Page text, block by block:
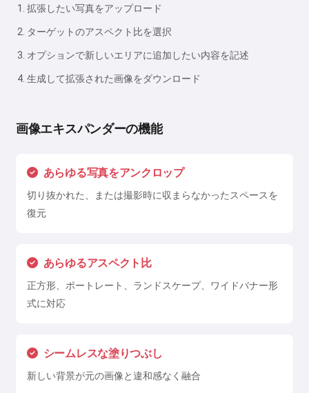
拡張したい写真をアップロード
ターゲットのアスペクト比を選択
オプションで新しいエリアに追加したい内容を記述
生成して拡張された画像をダウンロード
画像エキスパンダーの機能
あらゆる写真をアンクロップ
切り抜かれた、または撮影時に収まらなかったスペースを
復元
あらゆるアスペクト比
正方形、ポートレート、ランドスケープ、ワイドバナー形
式に対応
シームレスな塗りつぶし
新しい背景が元の画像と違和感なく融合